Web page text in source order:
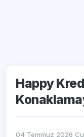
Happy
04 Temmuz 2026